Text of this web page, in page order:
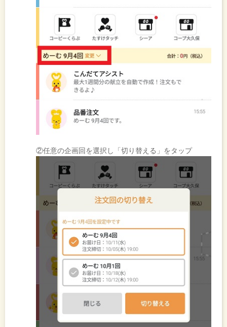
②任意の企画回を選択し「切り替える」をタップ